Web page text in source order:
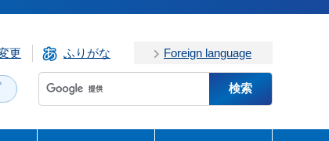
更 ふりがな Foreign language